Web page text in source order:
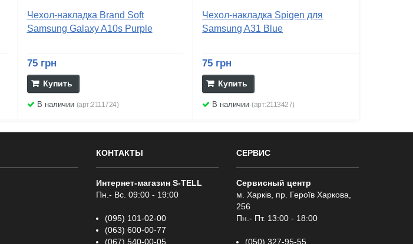
Чехол-накладка Brand Soft
Samsung Galaxy A10s Purple
75 грн
Купить
В наличии (арт:2111724)
Чехол-накладка Spigen для
Samsung A31 Blue
75 грн
Купить
В наличии(арт:2113427)
КОНТАКТЫ
Интернет-магазин S-TELL
Пн.- Вс. 09:00 - 19:00
(095) 101-02-00
(063) 600-00-77
(067) 540-00-05
СЕРВИС
Сервисный центр
м. Харків, пр. Героїв Харкова,
256
Пн.- Пт. 13:00 - 18:00
(050) 327-95-55